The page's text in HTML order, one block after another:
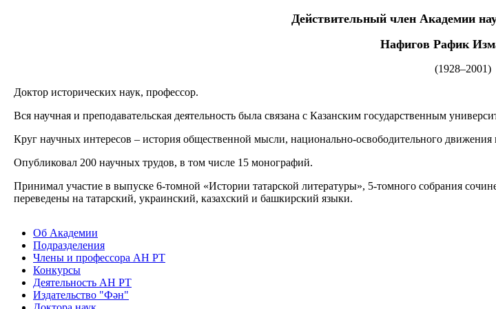
Действительный член Академии
Нафигов Рафик
(1928–2001)
Доктор исторических наук, профессор.
Вся научная и преподавательская деятельность была связана с Казанским государственным
Круг научных интересов – история общественной мысли, национально-освободительного
Опубликовал 200 научных трудов, в том числе 15 монографий.
Принимал участие в выпуске 6-томной «Истории татарской литературы», 5-томного собрания
переведены на татарский, украинский, казахский и башкирский языки.
Об Академии
Подразделения
Члены и профессора АН РТ
Конкурсы
Деятельность АН РТ
Издательство "Фән"